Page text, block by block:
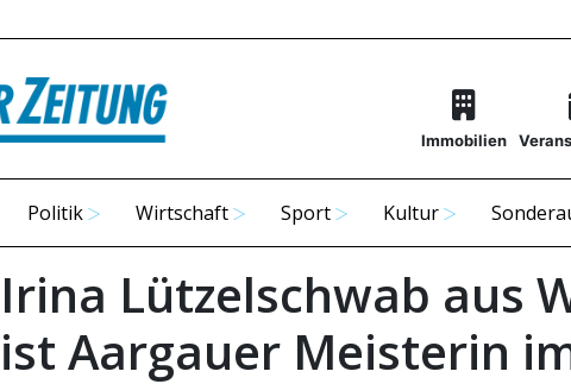
Immobilien
Politik Wirtschaft Sport Kultur
Irina Lützelschwab aus
ist Aargauer Meisterin